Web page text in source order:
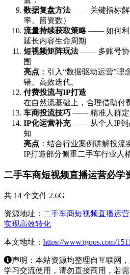
数据复盘方法—— 关键指标解
率、留资数）
流量持续获取策略—— 如何利
延长内容生命周期
短视频矩阵玩法—— 多账号协
围
亮点 ：引入“数据驱动运营”
错、高效迭代。
付费投流与IP打造
在自然流基础上，合理借助付
车商投流技巧 —— 精准人群定
IP化运营补充—— 从个人IP到
知
亮点 ：结合行业案例讲解投流
IP打造部分侧重二手车行业人
二手车商短视频直播运营必学
共 14 个文件 2.6G
资源地址： 二手车商短视频直播运
实现高效转化
本文地址： https://www.tgoos.com/
声明：本站资源均整理自互联网
学习交流使用，请勿直接商用，若